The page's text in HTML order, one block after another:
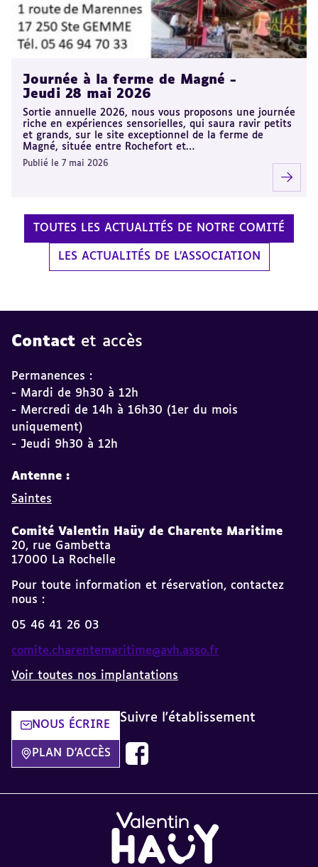
Journée à la ferme de Magné -
Jeudi 28 mai 2026
Sortie annuelle 2026, nous vous proposons une journée
riche en expériences sensorielles, qui saura ravir petits
et grands, sur le site exceptionnel de la ferme de
Magné, située entre Rochefort et…
Publié le 7 mai 2026
TOUTES LES ACTUALITÉS DE NOTRE COMITÉ
LES ACTUALITÉS DE L'ASSOCIATION
Contact et accès
Permanences :
- Mardi de 9h30 à 12h
- Mercredi de 14h à 16h30 (1er du mois
uniquement)
- Jeudi 9h30 à 12h
Antenne :
Saintes
Comité Valentin Haüy de Charente Maritime
20, rue Gambetta
17000 La Rochelle
Pour toute information et réservation, contactez
nous :
05 46 41 26 03
comite.charentemaritime@avh.asso.fr
Voir toutes nos implantations
NOUS ÉCRIRE
PLAN D'ACCÈS
Suivre l'établissement
Nous suivre sur Facebook AVH